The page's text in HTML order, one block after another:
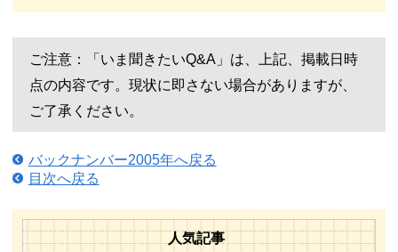
ご注意：「いま聞きたいQ&A」は、上記、掲載日時
点の内容です。現状に即さない場合がありますが、
ご了承ください。
バックナンバー2005年へ戻る
目次へ戻る
人気記事